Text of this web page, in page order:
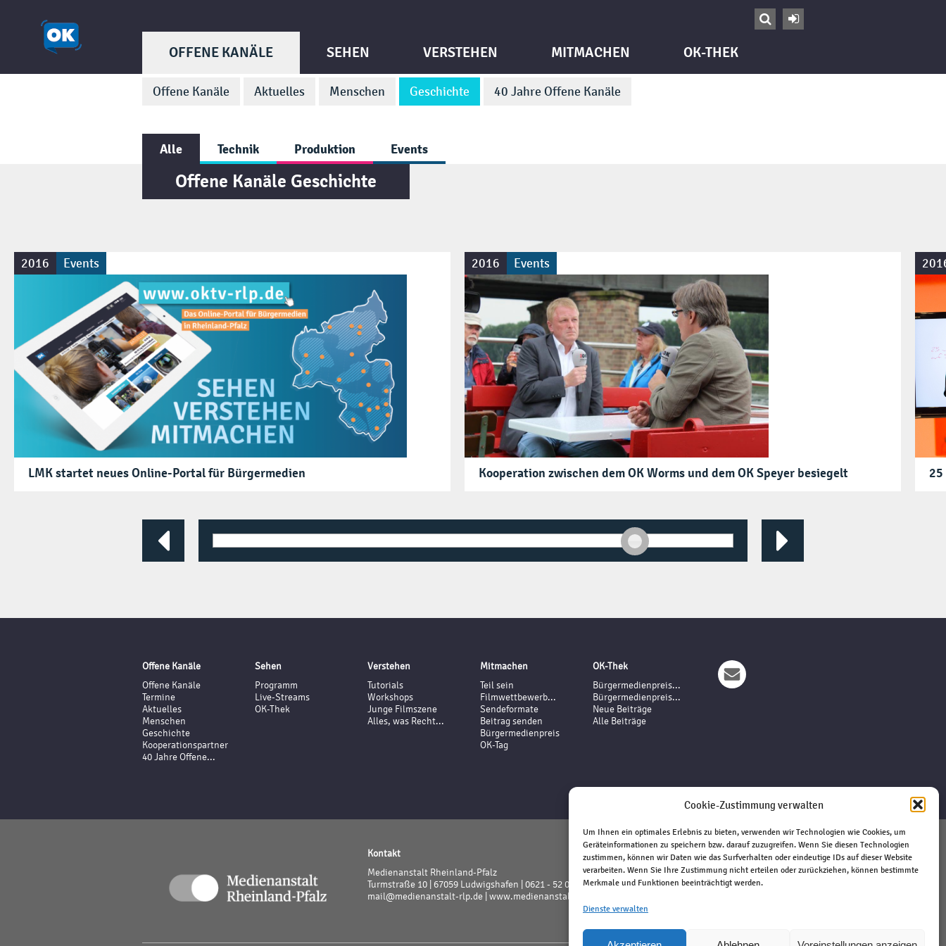
Cookie-Zustimmung verwalten
Um Ihnen ein optimales Erlebnis zu bieten, verwenden wir Technologien wie Cookies, um
Geräteinformationen zu speichern bzw. darauf zuzugreifen. Wenn Sie diesen Technologien
zustimmen, können wir Daten wie das Surfverhalten oder eindeutige IDs auf dieser Website
verarbeiten. Wenn Sie Ihre Zustimmung nicht erteilen oder zurückziehen, können bestimmte
Merkmale und Funktionen beeinträchtigt werden.
Dienste verwalten


OFFENE KANÄLE
Offene Kanäle Aktuelles Menschen Geschichte 40 Jahre Offene Kanäle
SEHEN VERSTEHEN MITMACHEN OK-THEK
Alle Technik Produktion Events
Offene Kanäle Geschichte
2016 Events
LMK startet neues Online-Portal für Bürgermedien
2016 Events
Kooperation zwischen dem OK Worms und dem OK Speyer besiegelt 25
 
Offene Kanäle
Offene Kanäle
Termine
Aktuelles
Menschen
Geschichte
Kooperationspartner
40 Jahre Offene...
Sehen
Programm
Live-Streams
OK-Thek
Verstehen
Tutorials
Workshops
Junge Filmszene
Alles, was Recht...
Mitmachen
Teil sein
Filmwettbewerb...
Sendeformate
Beitrag senden
Bürgermedienpreis
OK-Tag
OK-Thek
Bürgermedienpreis...
Bürgermedienpreis...
Neue Beiträge
Alle Beiträge
Kontakt
Medienanstalt Rheinland-Pfalz
Turmstraße 10 | 67059 Ludwigshafen | 0621 - 52 02 - 0
mail@medienanstalt-rlp.de | www.medienanstalt-rlp.de
Impressum
Haftungsausschluss
Datenschutz